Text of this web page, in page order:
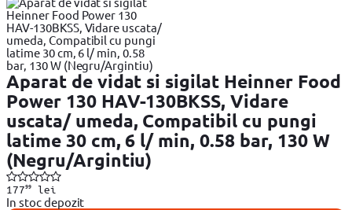
Aparat de vidat si sigilat Heinner Food
Power 130 HAV-130BKSS, Vidare
uscata/ umeda, Compatibil cu pungi
latime 30 cm, 6 l/ min, 0.58 bar, 130 W
(Negru/Argintiu)
17799lei
In stoc depozit